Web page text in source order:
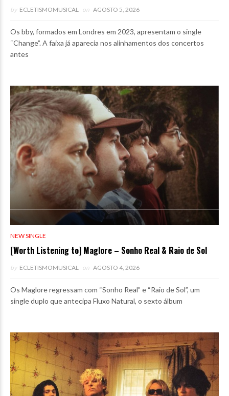
by ECLETISMOMUSICAL on AGOSTO 5, 2026
Os bby, formados em Londres em 2023, apresentam o single
“Change”. A faixa já aparecia nos alinhamentos dos concertos
antes
NEW SINGLE
[Worth Listening to] Maglore – Sonho Real & Raio de Sol
by ECLETISMOMUSICAL on AGOSTO 4, 2026
Os Maglore regressam com “Sonho Real” e “Raio de Sol”, um
single duplo que antecipa Fluxo Natural, o sexto álbum